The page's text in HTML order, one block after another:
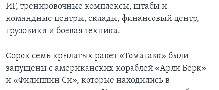
ИГ, тренировочные комплексы, штабы и
командные центры, склады, финансовый центр,
грузовики и боевая техника.
Сорок семь крылатых ракет «Томагавк» были
запущены с американских кораблей «Арли Берк»
и «Филиппин Си», которые находились в